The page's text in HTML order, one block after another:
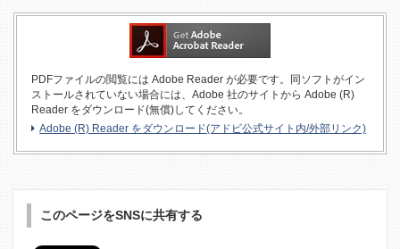
PDFファイルの閲覧には Adobe Reader が必要です。同ソフトがイン
ストールされていない場合には、Adobe 社のサイトから Adobe (R)
Reader をダウンロード(無償)してください。
Adobe (R) Reader をダウンロード(アドビ公式サイト内/外部リンク)
このページをSNSに共有する